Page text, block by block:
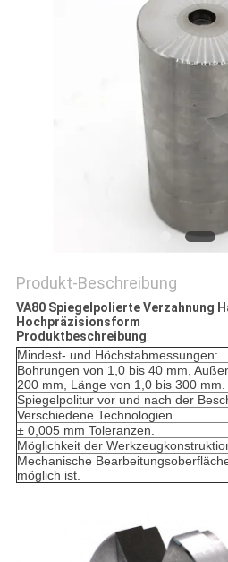
Produkt-Beschreibung
VA80 Spiegelpolierte Verzahnung
Hochpräzisionsform
Produktbeschreibung:
Mindest- und Höchstabmessungen:
Bohrungen von 1,0 bis 40 mm,
200 mm, Länge von 1,0 bis 300 mm.
Spiegelpolitur vor und nach der
Verschiedene Technologien.
± 0,005 mm Toleranzen.
Möglichkeit der
Mechanische
möglich ist.